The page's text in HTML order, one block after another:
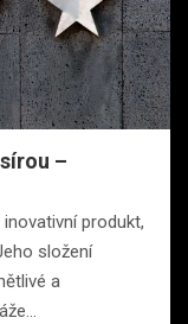
–
inovativní produkt,
složení
a